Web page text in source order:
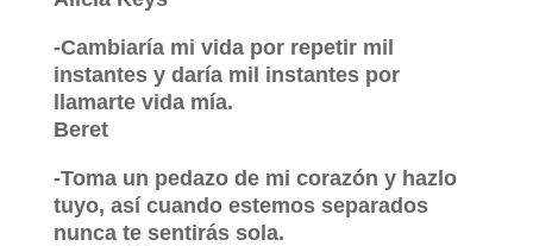
-Cambiaría mi vida por repetir mil
instantes y daría mil instantes por
llamarte vida mía.
Beret
-Toma un pedazo de mi corazón y hazlo
tuyo, así cuando estemos separados
nunca te sentirás sola.